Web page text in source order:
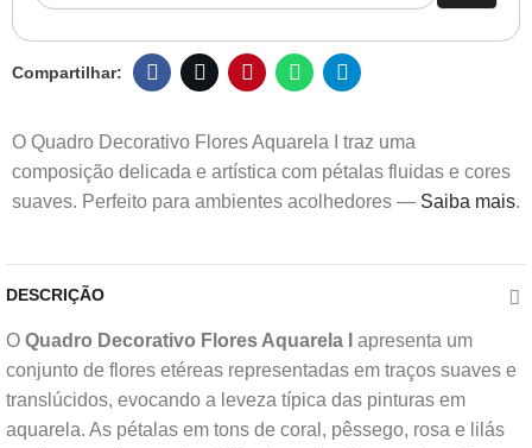
O Quadro Decorativo Flores Aquarela I traz uma
composição delicada e artística com pétalas fluidas e cores
suaves. Perfeito para ambientes acolhedores — Saiba mais.
DESCRIÇÃO
O Quadro Decorativo Flores Aquarela I
apresenta um
conjunto de flores etéreas representadas em traços suaves e
translúcidos, evocando a leveza típica das pinturas em
aquarela. As pétalas em tons de coral, pêssego, rosa e lilás